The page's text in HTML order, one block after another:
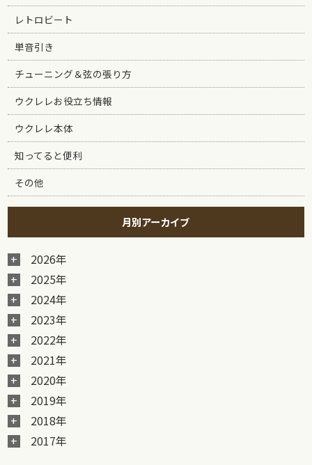
レトロビート
単音引き
チューニング＆弦の張り方
ウクレレお役立ち情報
ウクレレ本体
知ってると便利
その他
月別アーカイブ
2026年
2025年
2024年
2023年
2022年
2021年
2020年
2019年
2018年
2017年